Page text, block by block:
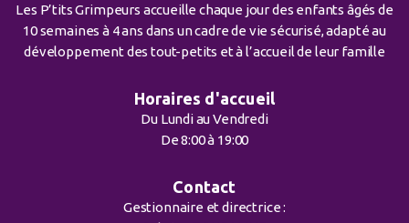
Les P’tits Grimpeurs accueille chaque jour des enfants âgés de
10 semaines à 4 ans dans un cadre de vie sécurisé, adapté au
développement des tout-petits et à l’accueil de leur famille
Horaires d'accueil
Du Lundi au Vendredi
De 8:00 à 19:00
Contact
Gestionnaire et directrice :